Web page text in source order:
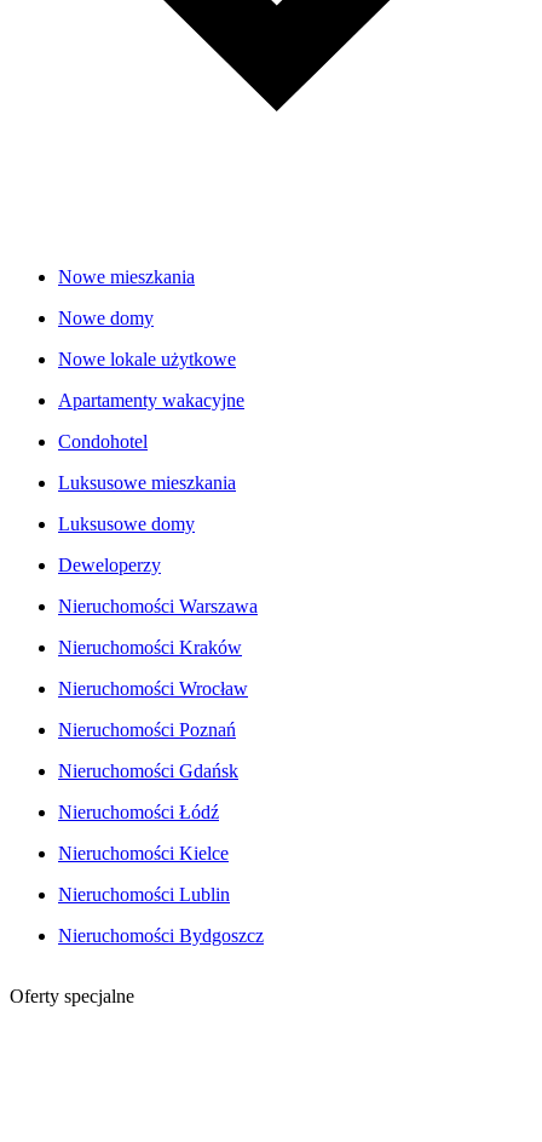
Nowe mieszkania
Nowe domy
Nowe lokale użytkowe
Apartamenty wakacyjne
Condohotel
Luksusowe mieszkania
Luksusowe domy
Deweloperzy
Nieruchomości Warszawa
Nieruchomości Kraków
Nieruchomości Wrocław
Nieruchomości Poznań
Nieruchomości Gdańsk
Nieruchomości Łódź
Nieruchomości Kielce
Nieruchomości Lublin
Nieruchomości Bydgoszcz
Oferty specjalne